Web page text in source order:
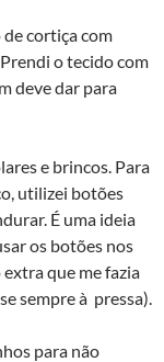
cortiça com
o tecido com
deve dar para
e brincos. Para
utilizei botões
É uma ideia
os botões nos
que me fazia
sempre à pressa).
para não